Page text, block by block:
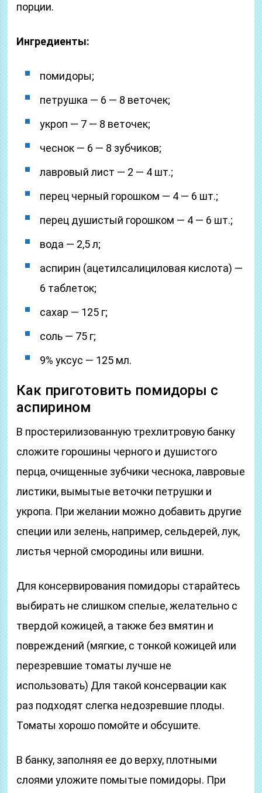
порции.
Ингредиенты:
помидоры;
петрушка — 6 — 8 веточек;
укроп — 7 — 8 веточек;
чеснок — 6 — 8 зубчиков;
лавровый лист — 2 — 4 шт.;
перец черный горошком — 4 — 6 шт.;
перец душистый горошком — 4 — 6 шт.;
вода — 2,5 л;
аспирин (ацетилсалициловая кислота) —
6 таблеток;
сахар — 125 г;
соль — 75 г;
9% уксус — 125 мл.
Как приготовить помидоры с
аспирином
В простерилизованную трехлитровую банку
сложите горошины черного и душистого
перца, очищенные зубчики чеснока, лавровые
листики, вымытые веточки петрушки и
укропа. При желании можно добавить другие
специи или зелень, например, сельдерей, лук,
листья черной смородины или вишни.
Для консервирования помидоры старайтесь
выбирать не слишком спелые, желательно с
твердой кожицей, а также без вмятин и
повреждений (мягкие, с тонкой кожицей или
перезревшие томаты лучше не
использовать) Для такой консервации как
раз подходят слегка недозревшие плоды.
Томаты хорошо помойте и обсушите.
В банку, заполняя ее до верху, плотными
слоями уложите помытые помидоры. При